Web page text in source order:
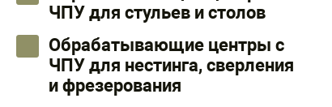
ЧПУ для стульев и столов
Обрабатывающие центры с
ЧПУ для нестинга, сверления
и фрезерования